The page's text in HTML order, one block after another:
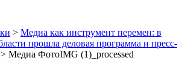
> Медиа как инструмент перемен: в
прошла деловая программа и пресс-
> Медиа ФотоIMG (1)_processed